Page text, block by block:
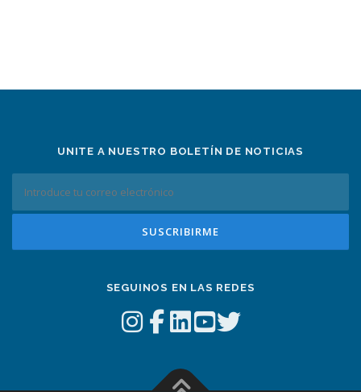
UNITE A NUESTRO BOLETÍN DE NOTICIAS
SEGUINOS EN LAS REDES